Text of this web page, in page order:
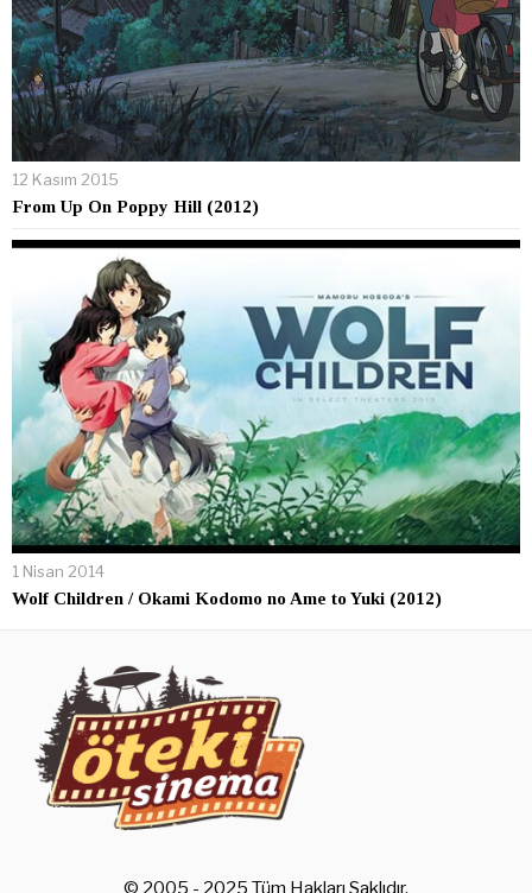
12 Kasım 2015
From Up On Poppy Hill (2012)
1 Nisan 2014
Wolf Children / Okami Kodomo no Ame to Yuki (2012)
© 2005 - 2025 Tüm Hakları Saklıdır.